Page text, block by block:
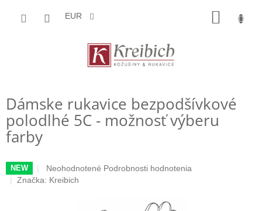
EUR
Dámske rukavice bezpodšívkové
polodlhé 5C - možnosť výberu
farby
NEW
Priemerné
hodnotenie
Neohodnotené Podrobnosti hodnotenia
Značka: Kreibich